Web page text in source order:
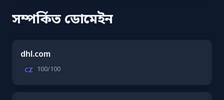
সম্পর্কিত ডোমেইন
dhl.com
CZ 100/100